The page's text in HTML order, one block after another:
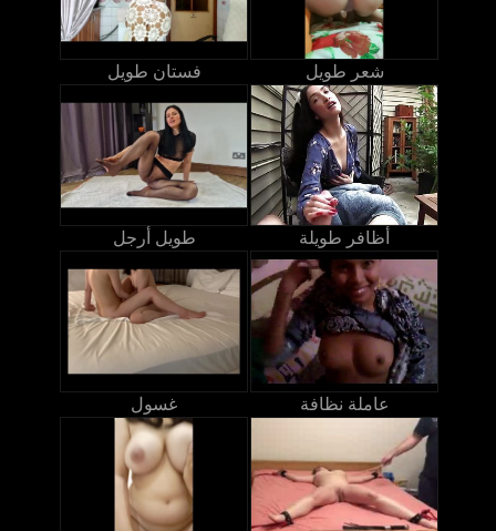
فستان طويل شعر طويل
طويل أرجل أظافر طويلة
غسول عاملة نظافة